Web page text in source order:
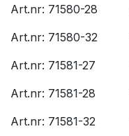
Art.nr: 71580-28
Art.nr: 71580-32
Art.nr: 71581-27
​Art.nr: 71581-28
Art.nr: 71581-32